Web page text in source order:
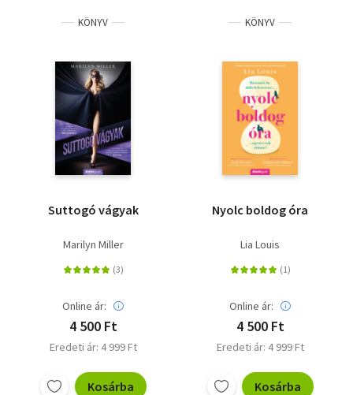
KÖNYV
Suttogó vágyak
Marilyn Miller
Online ár:
4 500 Ft
Eredeti ár: 4 999 Ft
Kosárba
KÖNYV
Nyolc boldog óra
Lia Louis
Online ár:
4 500 Ft
Eredeti ár: 4 999 Ft
Kosárba